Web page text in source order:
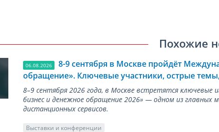
Похожие
06.08.2026
8-9 сентября в Москве пройдёт
обращение». Ключевые участники, острые
8–9 сентября 2026 года, в Москве встретятся
бизнес и денежное обращение 2026» — одном из
дистанционных сервисов.
Выставки и конференции